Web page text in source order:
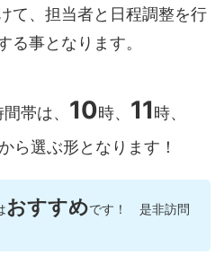
て、担当者と日程調整を行
る事となります。
間帯は、 10時、 11時、
ら選ぶ形となります！
おすすめです！ 是非訪問